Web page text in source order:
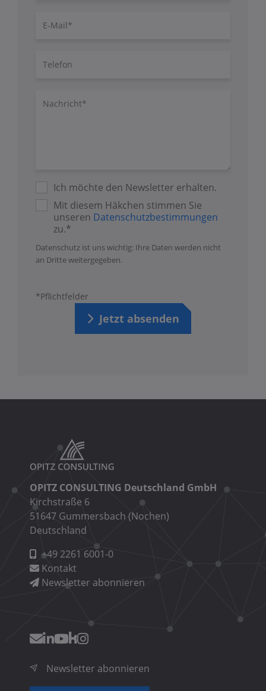
E-
Telefon
Nachricht/Fragen
Ich möchte den Newsletter erhalten.
Mit diesem Häkchen stimmen Sie
unseren Datenschutzbestimmungen
zu.*
Datenschutz ist uns wichtig: Ihre Daten werden nicht
an Dritte weitergegeben.
*Pflichtfelder
Jetzt absenden
OPITZ CONSULTING Deutschland GmbH
Kirchstraße 6
51647 Gummersbach (Nochen)
Deutschland
+49 2261 6001-0
Kontakt
Newsletter abonnieren
Newsletter abonnieren